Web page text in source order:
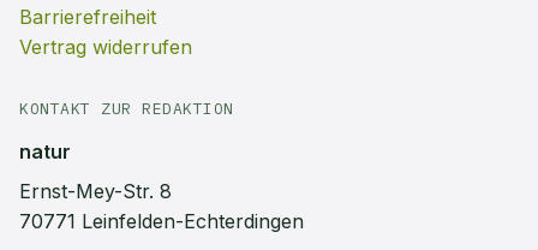
Barrierefreiheit
Vertrag widerrufen
KONTAKT ZUR REDAKTION
natur
Ernst-Mey-Str. 8
70771 Leinfelden-Echterdingen